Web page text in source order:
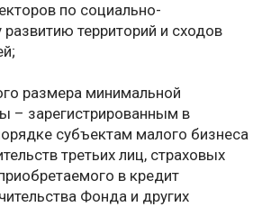
по социально-
территорий и сходов
размера минимальной
– зарегистрированным в
субъектам малого бизнеса
третьих лиц, страховых
в кредит
Фонда и других